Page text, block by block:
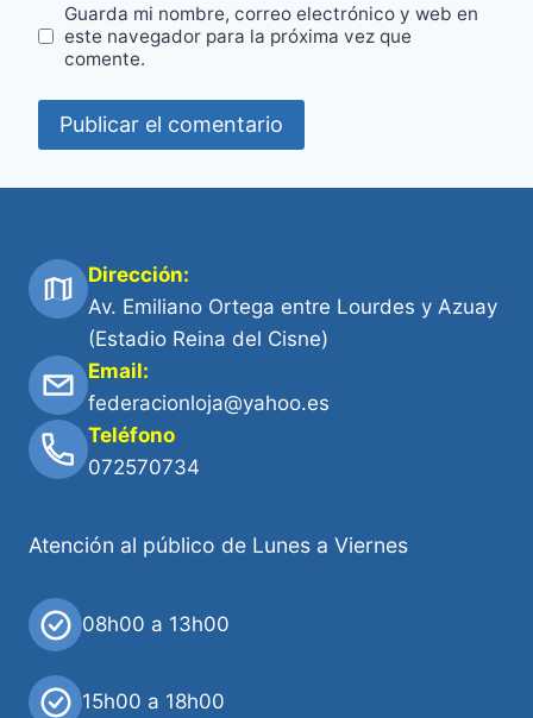
Guarda mi nombre, correo electrónico y web en
este navegador para la próxima vez que
comente.
Dirección:
Av. Emiliano Ortega entre Lourdes y Azuay
(Estadio Reina del Cisne)
Email:
federacionloja@yahoo.es
Teléfono
072570734
Atención al público de Lunes a Viernes
08h00 a 13h00
15h00 a 18h00